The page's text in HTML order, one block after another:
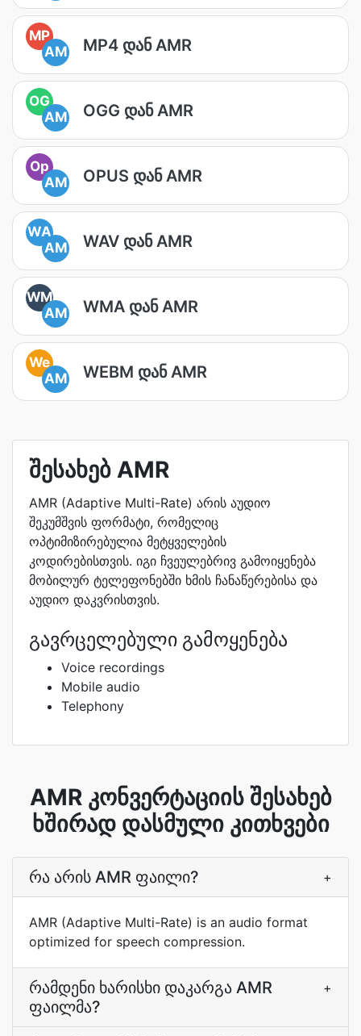
MP
AM
MP4 დან AMR
OG
AM
OGG დან AMR
Op
AM
OPUS დან AMR
WA
AM
WAV დან AMR
WM
AM
WMA დან AMR
We
AM
WEBM დან AMR
შესახებ AMR
AMR (Adaptive Multi-Rate) არის აუდიო
შეკუმშვის ფორმატი, რომელიც
ოპტიმიზირებულია მეტყველების
კოდირებისთვის. იგი ჩვეულებრივ გამოიყენება
მობილურ ტელეფონებში ხმის ჩანაწერებისა და
აუდიო დაკვრისთვის.
გავრცელებული გამოყენება
Voice recordings
Mobile audio
Telephony
AMR კონვერტაციის შესახებ
ხშირად დასმული კითხვები
რა არის AMR ფაილი? +
AMR (Adaptive Multi-Rate) is an audio format
optimized for speech compression.
რამდენი ხარისხი დაკარგა AMR
ფაილმა?
+